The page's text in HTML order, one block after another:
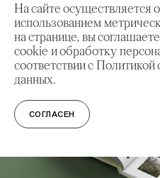
На сайте осуществляется
использованием
на странице, вы
cookie и обработку
соответствии с
данных.
СОГЛАСЕН